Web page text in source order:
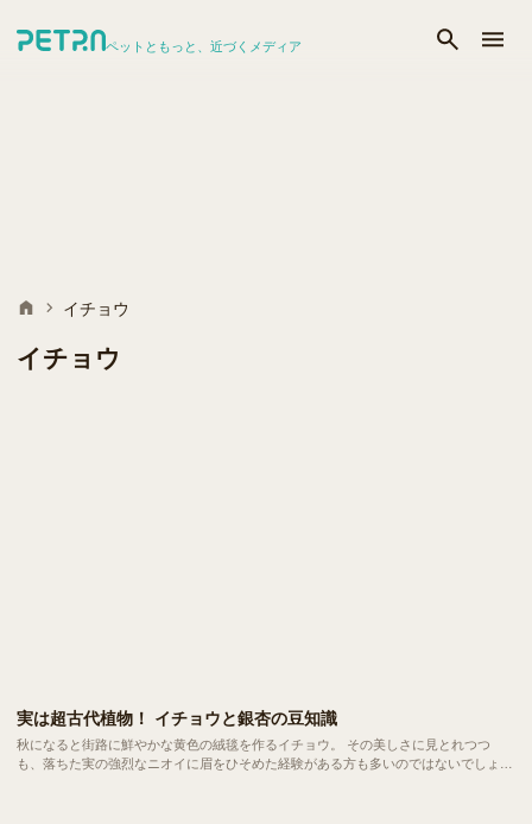
ペットともっと、近づくメディア
イチョウ
イチョウ
実は超古代植物！ イチョウと銀杏の豆知識
秋になると街路に鮮やかな黄色の絨毯を作るイチョウ。 その美しさに見とれつつ
も、落ちた実の強烈なニオイに眉をひそめた経験がある方も多いのではないでしょう